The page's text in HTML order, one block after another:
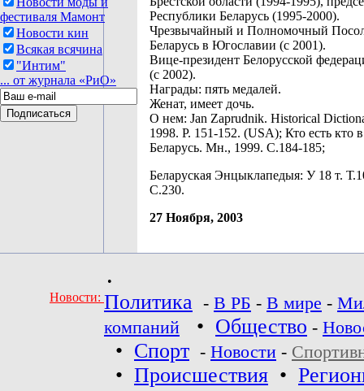
фестиваля Мамонт
Новости кин
Всякая всячина
"Интим"
... от журнала «РиО»
Республики Беларусь (1995-2000).
Чрезвычайный и Полномочный
Беларусь в Югославии (с 2001).
Вице-президент Белорусской
(с 2002).
Награды: пять медалей.
Женат, имеет дочь.
О нем: Jan Zaprudnik. Historical
1998. P. 151-152. (USA); Кто есть кто
Беларусь. Мн., 1999. С.184-185;
Беларуская Энцыклапедыя: У 18 т.
С.230.
27 Ноября, 2003
•
Новости: Политика - В РБ - В мире -
компаний
• Общество -
• Спорт - Новости -
• Происшествия •